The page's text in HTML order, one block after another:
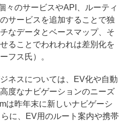
々のサービスやAPI、ルーティ
サービスを追加することで独
なデータとベースマップ、そ
ることでわれわれは差別化を
フス氏）。
ネスについては、EV化や自動
度なナビゲーションのニーズ
は昨年末に新しいナビゲーシ
に、EV用のルート案内や携帯